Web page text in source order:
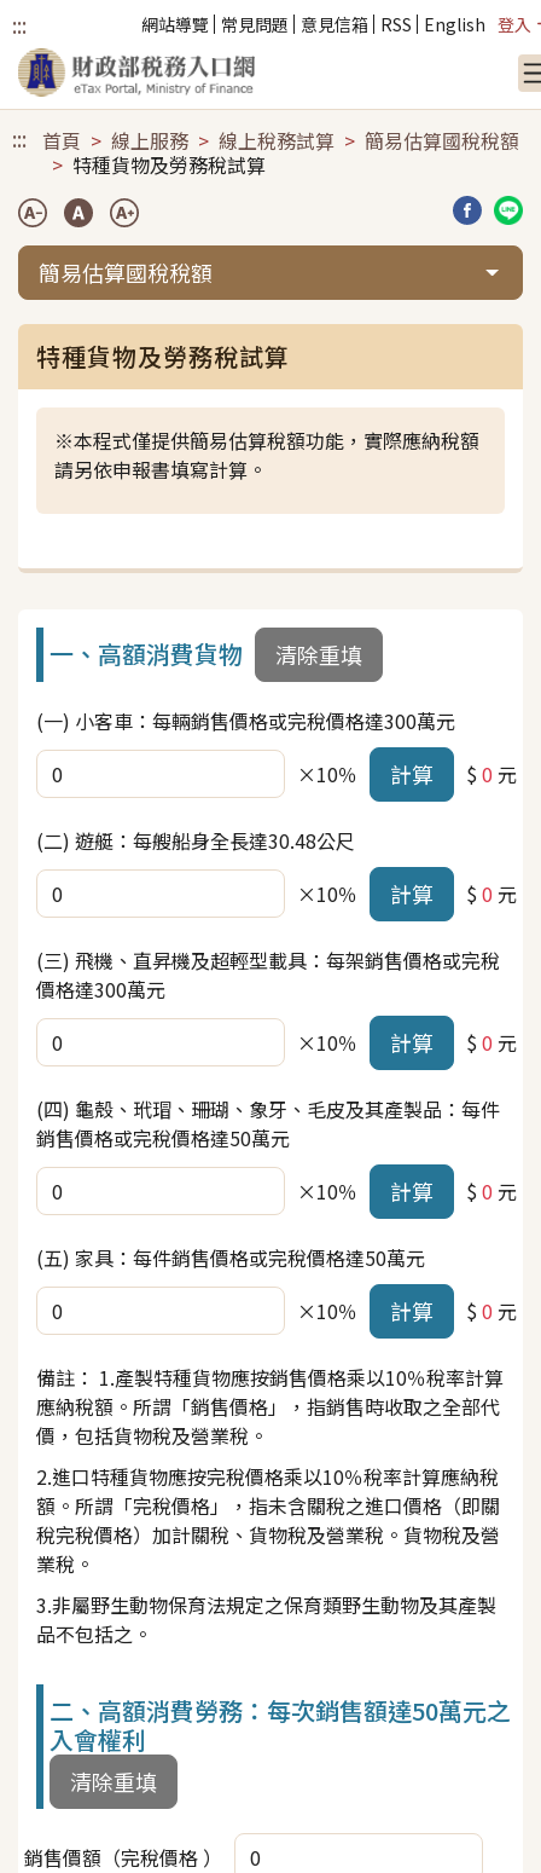
::: 網站導覽 常見問題 意見信箱 RSS English 登入
::: 首頁 線上服務 線上稅務試算
簡易估算國稅稅額
特種貨物及勞務稅試算
分享到
分
簡易估算國稅稅額
特種貨物及勞務稅試算
※本程式僅提供簡易估算稅額功能，實際應納稅額
請另依申報書填寫計算。
一、高額消費貨物 清除重填
(一) 小客車：每輛銷售價格或完稅價格達300萬元
×10％
計算 $0 元
(二) 遊艇：每艘船身全長達30.48公尺
×10％
計算 $0 元
(三) 飛機、直昇機及超輕型載具：每架銷售價格或完稅
價格達300萬元
×10％
計算 $0 元
(四) 龜殼、玳瑁、珊瑚、象牙、毛皮及其產製品：每件
銷售價格或完稅價格達50萬元
×10％
計算 $0 元
(五) 家具：每件銷售價格或完稅價格達50萬元
×10％
計算 $0 元
備註： 1.產製特種貨物應按銷售價格乘以10％稅率計算
應納稅額。所謂「銷售價格」，指銷售時收取之全部代
價，包括貨物稅及營業稅。
2.進口特種貨物應按完稅價格乘以10％稅率計算應納稅
額。所謂「完稅價格」，指未含關稅之進口價格（即關
稅完稅價格）加計關稅、貨物稅及營業稅。貨物稅及營
業稅。
3.非屬野生動物保育法規定之保育類野生動物及其產製
品不包括之。
二、高額消費勞務：每次銷售額達50萬元之
入會權利
清除重填
銷售價額（完稅價格 ）